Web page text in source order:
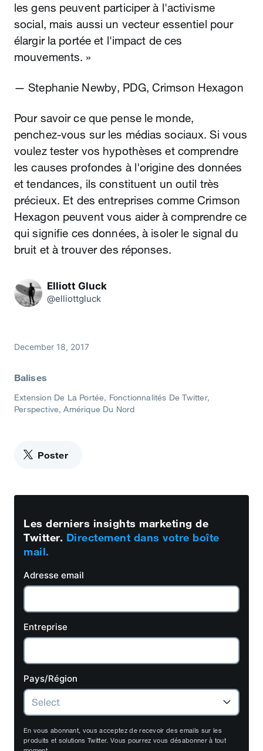
les gens peuvent participer à l'activisme
social, mais aussi un vecteur essentiel pour
élargir la portée et l'impact de ces
mouvements. »
— Stephanie Newby, PDG, Crimson Hexagon
Pour savoir ce que pense le monde,
penchez‑vous sur les médias sociaux. Si vous
voulez tester vos hypothèses et comprendre
les causes profondes à l'origine des données
et tendances, ils constituent un outil très
précieux. Et des entreprises comme Crimson
Hexagon peuvent vous aider à comprendre ce
qui signifie ces données, à isoler le signal du
bruit et à trouver des réponses.
Elliott Gluck
@elliottgluck
December 18, 2017
Balises
Extension De La Portée
Fonctionnalités De Twitter
Perspective Amérique Du Nord
Poster
Les derniers insights marketing de
Twitter. Directement dans votre boîte
mail.
Adresse email
Entreprise
Pays/Région
En vous abonnant, vous acceptez de recevoir des emails sur les
produits et solutions Twitter. Vous pourrez vous désabonner à tout